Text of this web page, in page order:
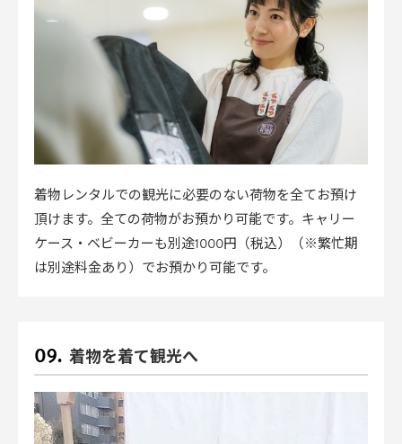
着物レンタルでの観光に必要のない荷物を全てお預け
頂けます。全ての荷物がお預かり可能です。キャリー
ケース・ベビーカーも別途1000円（税込）（※繁忙期
は別途料金あり）でお預かり可能です。
着物を着て観光へ